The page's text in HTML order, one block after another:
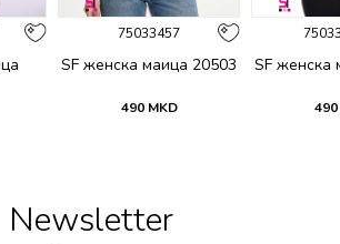
75033457
SF женска маица 20503
490 MKD
SF женска
490
Newsletter